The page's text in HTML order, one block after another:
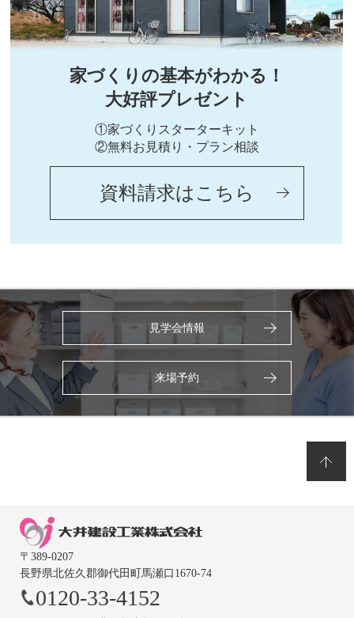
家づくりの基本がわかる！
大好評プレゼント
①家づくりスターターキット
②無料お見積り・プラン相談
資料請求はこちら
見学会情報
来場予約
〒389-0207
長野県北佐久郡御代田町馬瀬口1670-74
0120-33-4152